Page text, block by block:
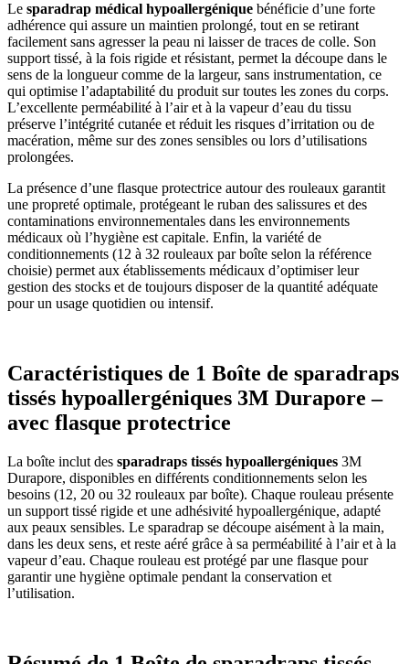
Le sparadrap médical hypoallergénique bénéficie d’une forte
adhérence qui assure un maintien prolongé, tout en se retirant
facilement sans agresser la peau ni laisser de traces de colle. Son
support tissé, à la fois rigide et résistant, permet la découpe dans le
sens de la longueur comme de la largeur, sans instrumentation, ce
qui optimise l’adaptabilité du produit sur toutes les zones du corps.
L’excellente perméabilité à l’air et à la vapeur d’eau du tissu
préserve l’intégrité cutanée et réduit les risques d’irritation ou de
macération, même sur des zones sensibles ou lors d’utilisations
prolongées.
La présence d’une flasque protectrice autour des rouleaux garantit
une propreté optimale, protégeant le ruban des salissures et des
contaminations environnementales dans les environnements
médicaux où l’hygiène est capitale. Enfin, la variété de
conditionnements (12 à 32 rouleaux par boîte selon la référence
choisie) permet aux établissements médicaux d’optimiser leur
gestion des stocks et de toujours disposer de la quantité adéquate
pour un usage quotidien ou intensif.
Caractéristiques de 1 Boîte de sparadraps
tissés hypoallergéniques 3M Durapore –
avec flasque protectrice
La boîte inclut des sparadraps tissés hypoallergéniques 3M
Durapore, disponibles en différents conditionnements selon les
besoins (12, 20 ou 32 rouleaux par boîte). Chaque rouleau présente
un support tissé rigide et une adhésivité hypoallergénique, adapté
aux peaux sensibles. Le sparadrap se découpe aisément à la main,
dans les deux sens, et reste aéré grâce à sa perméabilité à l’air et à la
vapeur d’eau. Chaque rouleau est protégé par une flasque pour
garantir une hygiène optimale pendant la conservation et
l’utilisation.